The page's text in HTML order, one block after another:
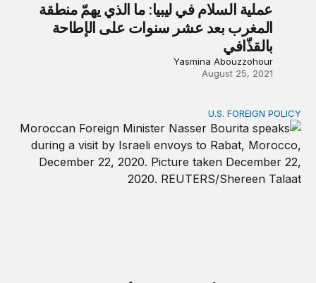
عملية السلام في ليبيا: ما الذي يهمّ منطقة
المغرب بعد عشر سنوات على الإطاحة
بالقذّافي
Yasmina Abouzzohour
August 25, 2021
إسرائيل وأفريقيا وليبيا: الأوراق الرابحة في سياسة المغرب
U.S. FOREIGN POLICY